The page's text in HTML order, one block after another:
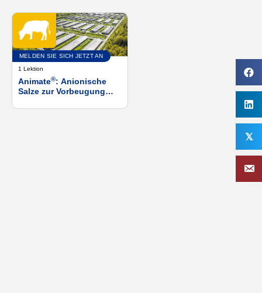
MELDEN SIE SICH JETZT AN
1 Lektion
Animate®: Anionische
Salze zur Vorbeugung
subklinischer
𝕏